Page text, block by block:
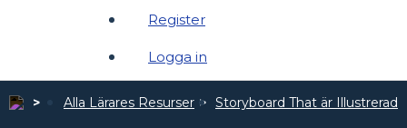
Register
Logga in
Alla Lärares Resurser Storyboard That är